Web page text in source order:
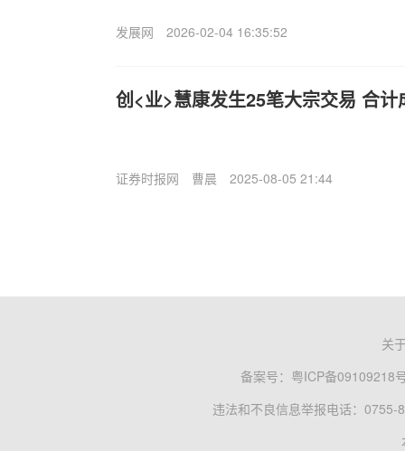
发展网 2026-02-04 16:35:52
创<业>慧康发生25笔大宗交易 合
证券时报网 曹晨 2025-08-05 21:44
关
备案号： 粤ICP备09109218
违法和不良信息举报电话：0755-